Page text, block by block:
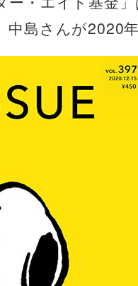
島さんが2020